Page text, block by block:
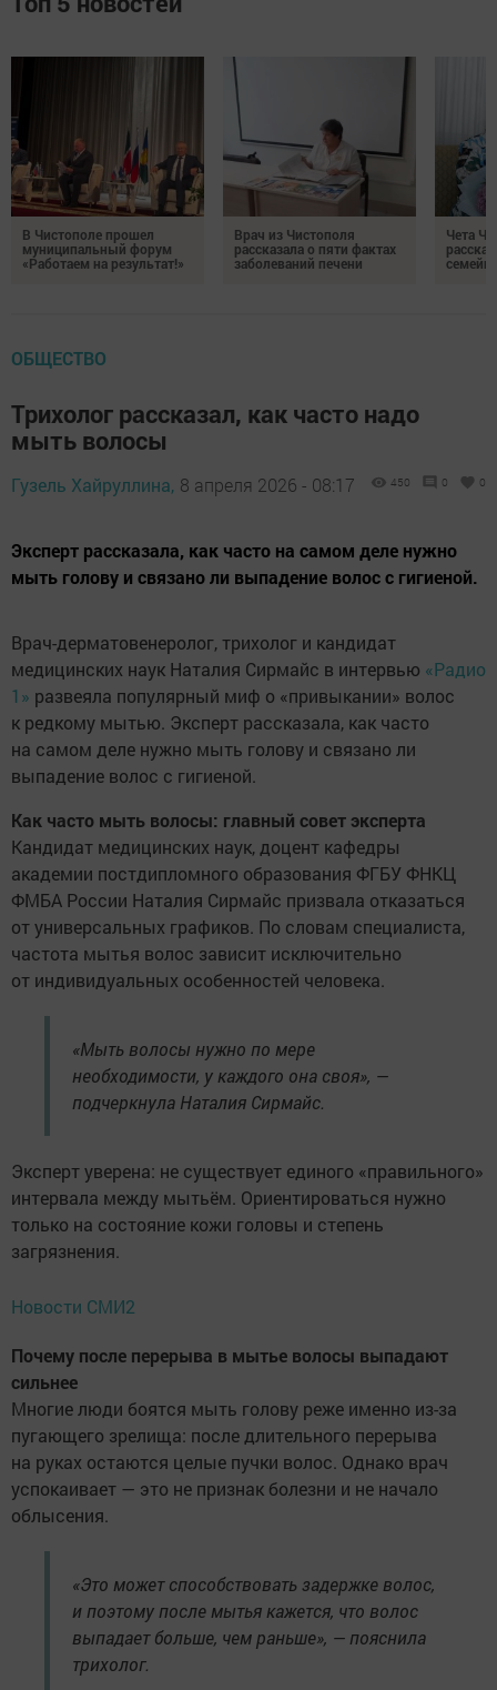
В Чистополе прошел
муниципальный форум
«Работаем на результат!»
Врач из Чистополя
рассказала о пяти фактах
заболеваний печени
Чета
ОБЩЕСТВО
Трихолог рассказал, как часто надо
мыть волосы
Гузель Хайруллина, 8 апреля 2026 - 08:17 450 0 0
Эксперт рассказала, как часто на самом деле нужно
мыть голову и связано ли выпадение волос с гигиеной.
Врач-дерматовенеролог, трихолог и кандидат
медицинских наук Наталия Сирмайс в интервью «Радио
1» развеяла популярный миф о «привыкании» волос
к редкому мытью. Эксперт рассказала, как часто
на самом деле нужно мыть голову и связано ли
выпадение волос с гигиеной.
Как часто мыть волосы: главный совет эксперта
Кандидат медицинских наук, доцент кафедры
академии постдипломного образования ФГБУ ФНКЦ
ФМБА России Наталия Сирмайс призвала отказаться
от универсальных графиков. По словам специалиста,
частота мытья волос зависит исключительно
от индивидуальных особенностей человека.
«Мыть волосы нужно по мере
необходимости, у каждого она своя», —
подчеркнула Наталия Сирмайс.
Эксперт уверена: не существует единого «правильного»
интервала между мытьём. Ориентироваться нужно
только на состояние кожи головы и степень
загрязнения.
Новости СМИ2
Почему после перерыва в мытье волосы выпадают
сильнее
Многие люди боятся мыть голову реже именно из-за
пугающего зрелища: после длительного перерыва
на руках остаются целые пучки волос. Однако врач
успокаивает — это не признак болезни и не начало
облысения.
«Это может способствовать задержке волос,
и поэтому после мытья кажется, что волос
выпадает больше, чем раньше», — пояснила
трихолог.